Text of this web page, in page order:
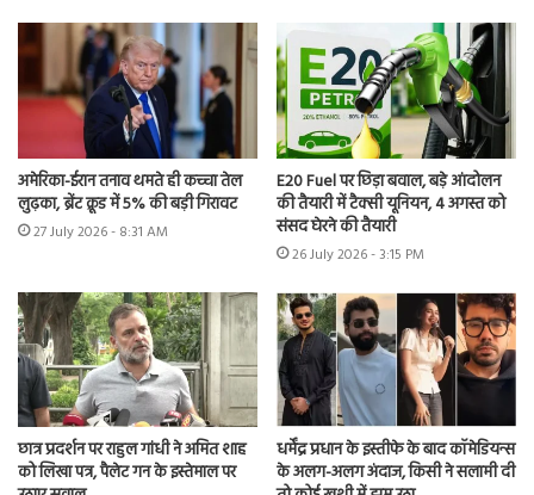
अमेरिका-ईरान तनाव थमते ही कच्चा तेल
लुढ़का, ब्रेंट क्रूड में 5% की बड़ी गिरावट
27 July 2026 - 8:31 AM
E20 Fuel पर छिड़ा बवाल, बड़े आंदोलन
की तैयारी में टैक्सी यूनियन, 4 अगस्त को
संसद घेरने की तैयारी
26 July 2026 - 3:15 PM
छात्र प्रदर्शन पर राहुल गांधी ने अमित शाह
को लिखा पत्र, पैलेट गन के इस्तेमाल पर
धर्मेंद्र प्रधान के इस्तीफे के बाद कॉमेडियन्स
के अलग-अलग अंदाज, किसी ने सलामी दी